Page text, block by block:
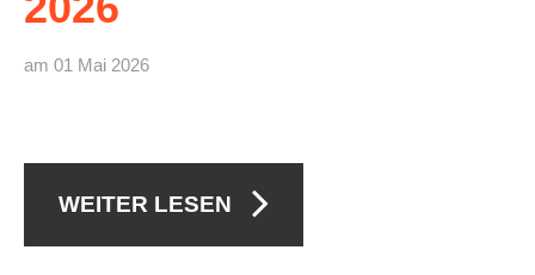
am 01 Mai 2026
WEITER LESEN